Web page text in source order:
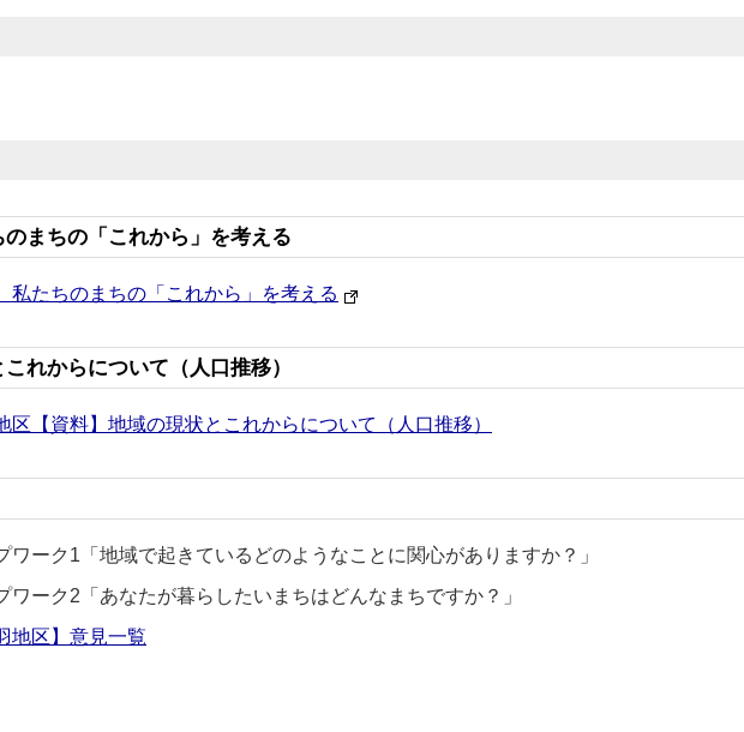
まちの「これから」を考える
私たちのまちの「これから」を考える
れからについて（人口推移）
区【資料】地域の現状とこれからについて（人口推移）
ワーク1「地域で起きているどのようなことに関心がありますか？」
ワーク2「あなたが暮らしたいまちはどんなまちですか？」
地区】意見一覧